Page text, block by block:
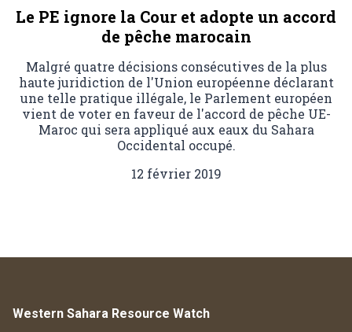
Le PE ignore la Cour et adopte un accord
de pêche marocain
Malgré quatre décisions consécutives de la plus
haute juridiction de l'Union européenne déclarant
une telle pratique illégale, le Parlement européen
vient de voter en faveur de l'accord de pêche UE-
Maroc qui sera appliqué aux eaux du Sahara
Occidental occupé.
12 février 2019
Western Sahara Resource Watch